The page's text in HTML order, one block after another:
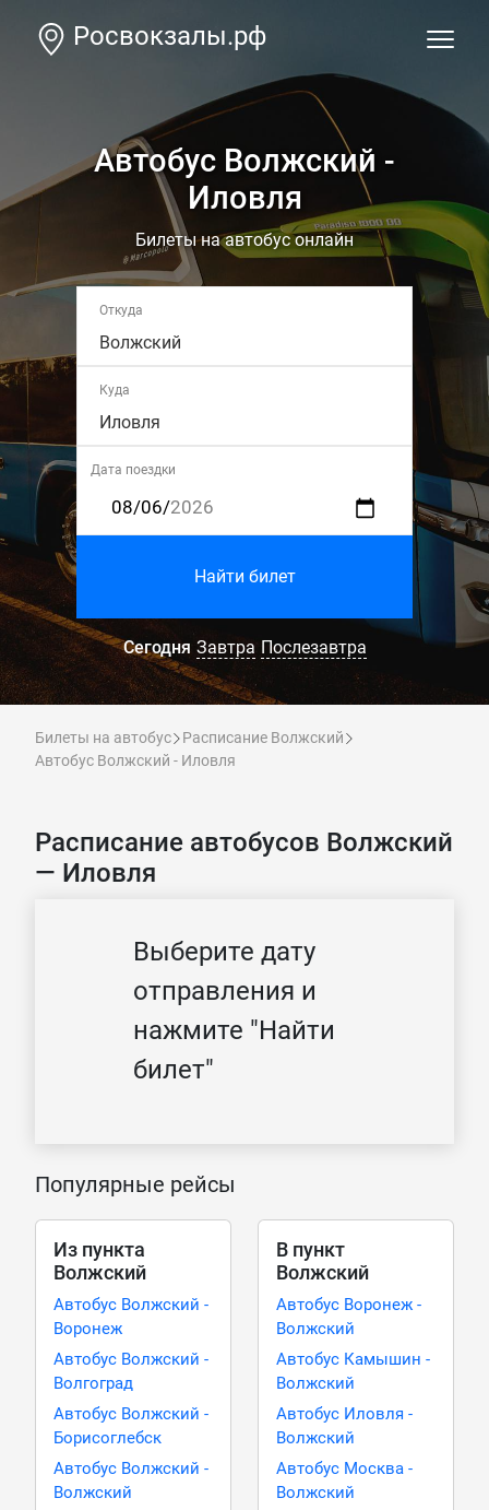
Росвокзалы.рф
Автобус Волжский -
Иловля
Билеты на автобус онлайн
Откуда
Волжский
Куда
Иловля
Дата поездки
Найти билет
Сегодня Завтра Послезавтра
Билеты на автобус
Расписание Волжский
Автобус Волжский - Иловля
Расписание автобусов Волжский
— Иловля
Выберите дату
отправления и
нажмите "Найти
билет"
Популярные рейсы
Из пункта
Волжский
Автобус Волжский -
Воронеж
Автобус Волжский -
Волгоград
Автобус Волжский -
Борисоглебск
Автобус Волжский -
Волжский
В пункт
Волжский
Автобус Воронеж -
Волжский
Автобус Камышин -
Волжский
Автобус Иловля -
Волжский
Автобус Москва -
Волжский